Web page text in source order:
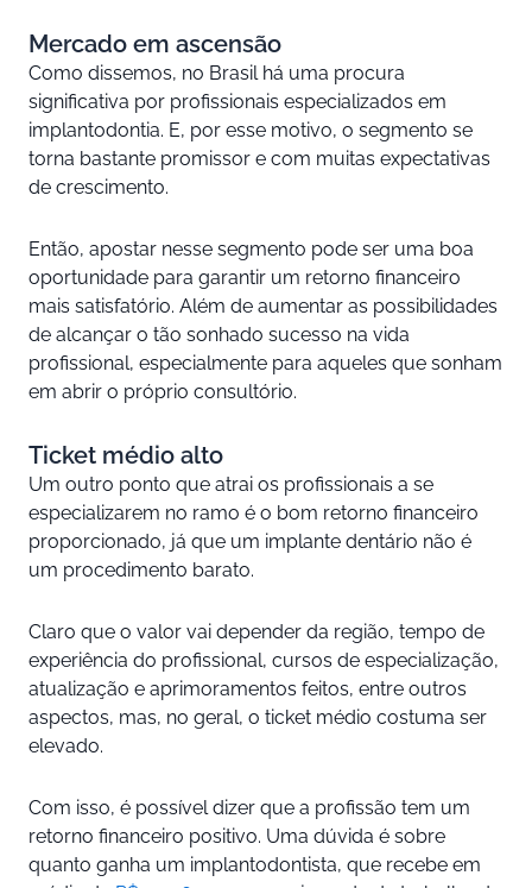
Mercado em ascensão
Como dissemos, no Brasil há uma procura
significativa por profissionais especializados em
implantodontia. E, por esse motivo, o segmento se
torna bastante promissor e com muitas expectativas
de crescimento.
Então, apostar nesse segmento pode ser uma boa
oportunidade para garantir um retorno financeiro
mais satisfatório. Além de aumentar as possibilidades
de alcançar o tão sonhado sucesso na vida
profissional, especialmente para aqueles que sonham
em abrir o próprio consultório.
Ticket médio alto
Um outro ponto que atrai os profissionais a se
especializarem no ramo é o bom retorno financeiro
proporcionado, já que um implante dentário não é
um procedimento barato.
Claro que o valor vai depender da região, tempo de
experiência do profissional, cursos de especialização,
atualização e aprimoramentos feitos, entre outros
aspectos, mas, no geral, o ticket médio costuma ser
elevado.
Com isso, é possível dizer que a profissão tem um
retorno financeiro positivo. Uma dúvida é sobre
quanto ganha um implantodontista, que recebe em